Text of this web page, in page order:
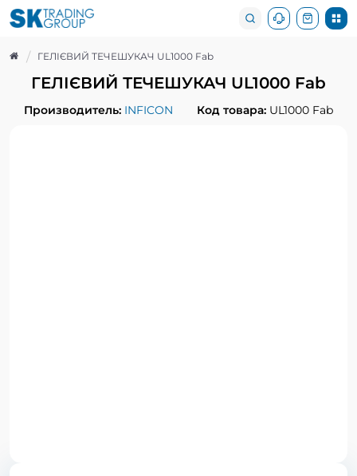
ГЕЛІЄВИЙ ТЕЧЕШУКАЧ UL1000 Fab
ГЕЛІЄВИЙ ТЕЧЕШУКАЧ UL1000 Fab
Производитель: INFICON Код товара: UL1000 Fab